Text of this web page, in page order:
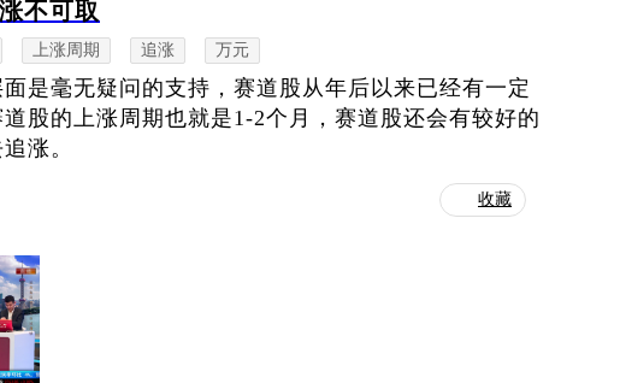
不可取
上涨周期 追涨 万元
是毫无疑问的支持，赛道股从年后以来已经有一定
股的上涨周期也就是1-2个月，赛道股还会有较好的
涨。
收藏